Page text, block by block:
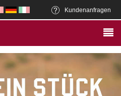
Kundenanfragen